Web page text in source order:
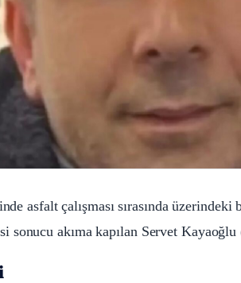
asfalt çalışması sırasında
sonucu akıma kapılan Servet